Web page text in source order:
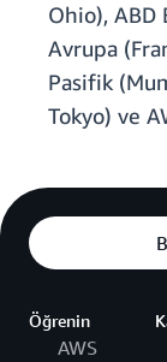
Ohio), ABD
Avrupa
Pasifik
Tokyo) ve
Öğrenin
AWS